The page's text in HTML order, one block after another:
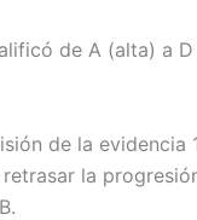
de A (alta) a
de la
la